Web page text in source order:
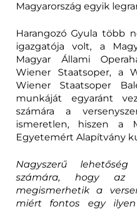
Magyarország egyik
Harangozó Gyula több
igazgatója volt, a
Magyar Állami
Wiener Staatsoper, a
Wiener Staatsoper
munkáját egyaránt
számára a
ismeretlen, hiszen a
Egyetemért Alapítvány
Nagyszerű
számára, hogy az
megismerhetik a
miért fontos egy